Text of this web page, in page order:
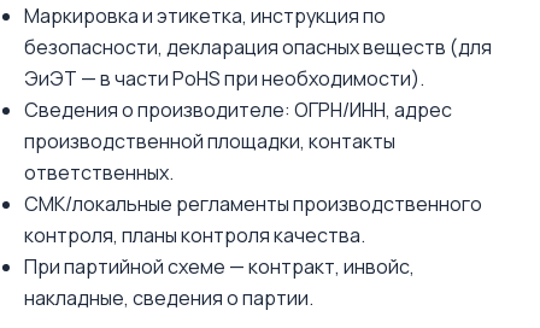
Маркировка и этикетка, инструкция по
безопасности, декларация опасных веществ (для
ЭиЭТ — в части РоHS при необходимости).
Сведения о производителе: ОГРН/ИНН, адрес
производственной площадки, контакты
ответственных.
СМК/локальные регламенты производственного
контроля, планы контроля качества.
При партийной схеме — контракт, инвойс,
накладные, сведения о партии.